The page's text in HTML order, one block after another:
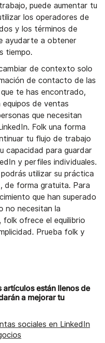
puede aumentar tu
los operadores de
y los términos de
ayudarte a obtener
tiempo.
de contexto solo
de contacto de las
te has encontrado,
de ventas
que necesitan
Folk una forma
tu flujo de trabajo
capacidad para guardar
y perfiles individuales.
utilizar su práctica
de forma gratuita. Para
que han superado
no necesitan la
folk ofrece el equilibrio
Prueba folk y
artículos están llenos de
a mejorar tu
sociales en LinkedIn